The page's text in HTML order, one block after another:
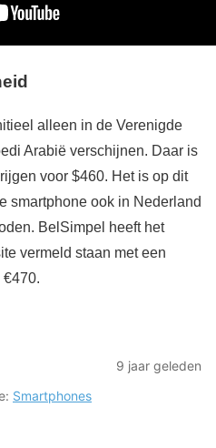
alleen in de Verenigde
Arabië verschijnen. Daar is
voor $460. Het is op dit
smartphone ook in Nederland
BelSimpel heeft het
vermeld staan met een
9 jaar geleden
Smartphones